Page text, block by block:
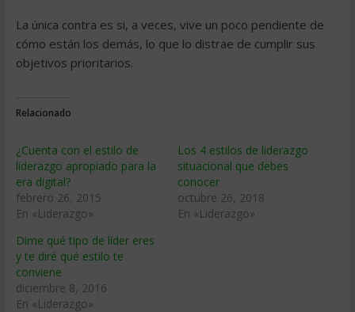
La única contra es si, a veces, vive un poco pendiente de
cómo están los demás, lo que lo distrae de cumplir sus
objetivos prioritarios.
Relacionado
¿Cuenta con el estilo de
liderazgo apropiado para la
era digital?
febrero 26, 2015
En «Liderazgo»
Los 4 estilos de liderazgo
situacional que debes
conocer
octubre 26, 2018
En «Liderazgo»
Dime qué tipo de líder eres
y te diré qué estilo te
conviene
diciembre 8, 2016
En «Liderazgo»